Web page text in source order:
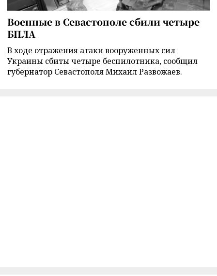
Военные в Севастополе сбили четыре
БПЛА
В ходе отражения атаки вооруженных сил
Украины сбиты четыре беспилотника, сообщил
губернатор Севастополя Михаил Развожаев.